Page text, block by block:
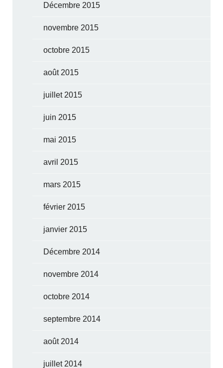
Décembre 2015
novembre 2015
octobre 2015
août 2015
juillet 2015
juin 2015
mai 2015
avril 2015
mars 2015
février 2015
janvier 2015
Décembre 2014
novembre 2014
octobre 2014
septembre 2014
août 2014
juillet 2014